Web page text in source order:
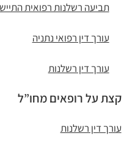
תביעה רשלנות רפואית
עורך דין רפואי נתניה
עורך דין רשלנות
קצת על רופאים מחו”ל
עורך דין רשלנות